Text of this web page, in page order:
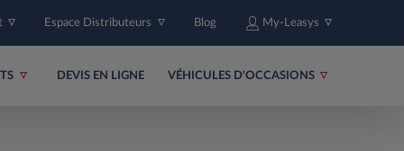
Espace Distributeurs Blog My-Leasys
DEVIS EN LIGNE VÉHICULES D'OCCASIONS